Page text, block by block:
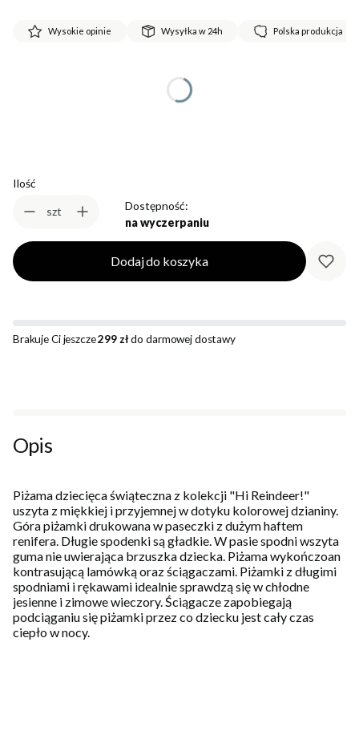
Wysokie opinie Wysyłka w 24h Polska produkcja
Ilość
szt
Dostępność:
na wyczerpaniu
Dodaj do koszyka
Brakuje Ci jeszcze299 złdo darmowej dostawy
Opis
Piżama dziecięca świąteczna z kolekcji "Hi Reindeer!"
uszyta z miękkiej i przyjemnej w dotyku kolorowej dzianiny.
Góra piżamki drukowana w paseczki z dużym haftem
renifera. Długie spodenki są gładkie. W pasie spodni wszyta
guma nie uwierająca brzuszka dziecka. Piżama wykończoan
kontrasującą lamówką oraz ściągaczami. Piżamki z długimi
spodniami i rękawami idealnie sprawdzą się w chłodne
jesienne i zimowe wieczory. Ściągacze zapobiegają
podciąganiu się piżamki przez co dziecku jest cały czas
ciepło w nocy.